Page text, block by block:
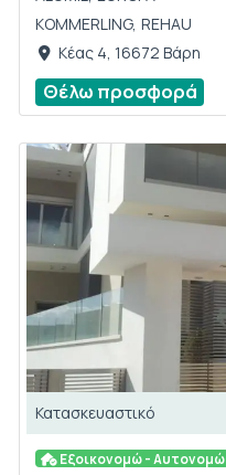
KOMMERLING, REHAU
Κέας 4, 16672 Βάρη
Θέλω προσφορά
Κατασκευαστικό
Εξοικονομώ - Αυτονομώ